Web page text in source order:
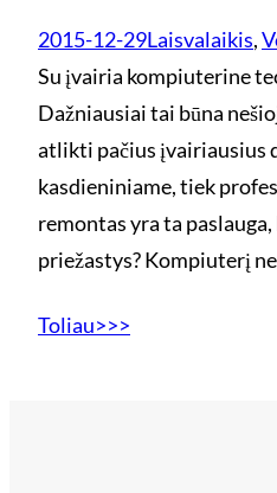
2015-12-29Laisvalaikis,
Su įvairia kompiuterine
Dažniausiai tai būna
atlikti pačius įvairiausius
kasdieniniame, tiek
remontas yra ta
priežastys? Kompiuterį
Toliau>>>